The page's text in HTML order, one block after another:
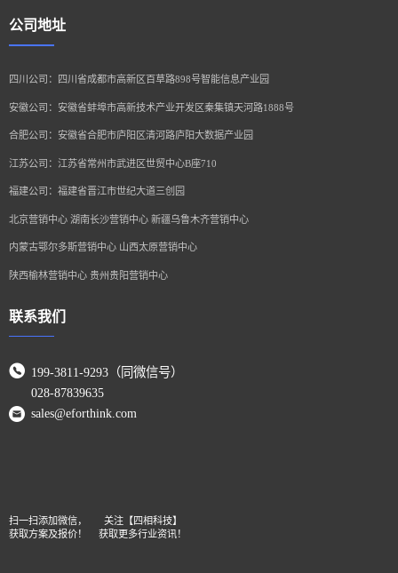
公司地址
四川公司：四川省成都市高新区百草路898号智能信息产业园
安徽公司：安徽省蚌埠市高新技术产业开发区秦集镇天河路1888号
合肥公司：安徽省合肥市庐阳区清河路庐阳大数据产业园
江苏公司：江苏省常州市武进区世贸中心B座710
福建公司：福建省晋江市世纪大道三创园
北京营销中心 湖南长沙营销中心 新疆乌鲁木齐营销中心
内蒙古鄂尔多斯营销中心 山西太原营销中心
陕西榆林营销中心 贵州贵阳营销中心
联系我们
199-3811-9293（同微信号）
028-87839635
sales@eforthink.com
扫一扫添加微信，
获取方案及报价！
关注【四相科技】
获取更多行业资讯！